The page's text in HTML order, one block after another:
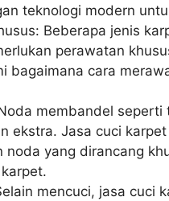
teknologi modern
Beberapa jenis
perawatan
bagaimana cara
membandel
ekstra. Jasa cuci
noda yang dirancang
mencuci, jasa cuci